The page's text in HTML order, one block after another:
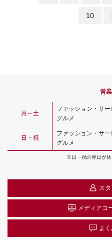
10
営
月～土
ファッション・サー
グルメ
日・祝
ファッション・サー
グルメ
※日・祝の翌日が休
ス
メディアコ
よ